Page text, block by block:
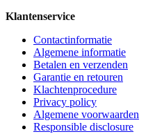
Klantenservice
Contactinformatie
Algemene informatie
Betalen en verzenden
Garantie en retouren
Klachtenprocedure
Privacy policy
Algemene voorwaarden
Responsible disclosure